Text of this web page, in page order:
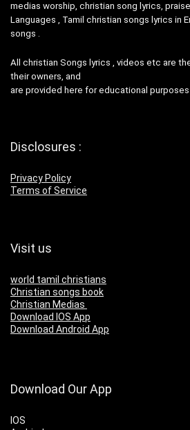
medias worship, christian song lyrics, praise
Languages , Tamil christian songs lyrics in
songs .
All christian Songs lyrics , videos etc are
their owners, and
are provided here for educational purposes
Disclosures :
Privacy Policy
Terms of Service
Visit us
world tamil christians
Christian songs book
Christian Medias
Download IOS App
Download Android App
Download Our App
IOS